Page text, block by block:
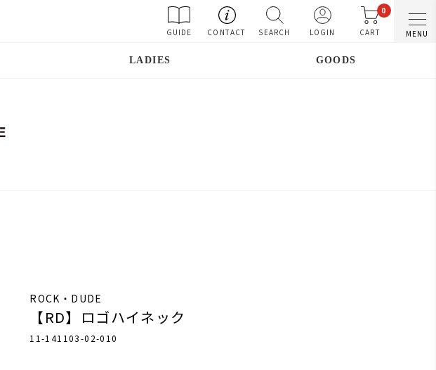
GUIDE CONTACT SEARCH LOGIN
0
CART MENU
LADIES GOODS
ROCK・DUDE
【RD】ロゴハイネック
11-141103-02-010